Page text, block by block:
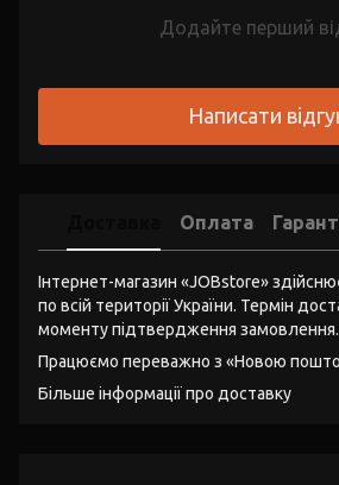
Додайте перший
Написати
Оплата
Інтернет-магазин «JOBstore»
по всій території України. Термін
моменту підтвердження замовлення.
Працюємо переважно з «Новою
Більше інформації про доставку